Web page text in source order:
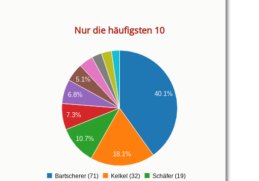
Nur die häufigsten 10
40.1%
18.1%
10.7%
7.3%
6.8%
5.1%
Bartscherer (71) Kelkel (32)
Schäfer (19)